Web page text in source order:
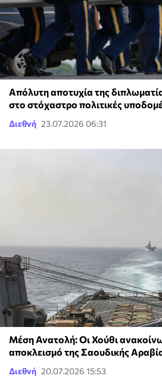
Απόλυτη αποτυχία της
στο στόχαστρο πολιτικές
Διεθνή 23.07.2026 06:31
Μέση Ανατολή: Οι Χούθι
αποκλεισμό της Σαουδικής
Διεθνή 20.07.2026 15:53